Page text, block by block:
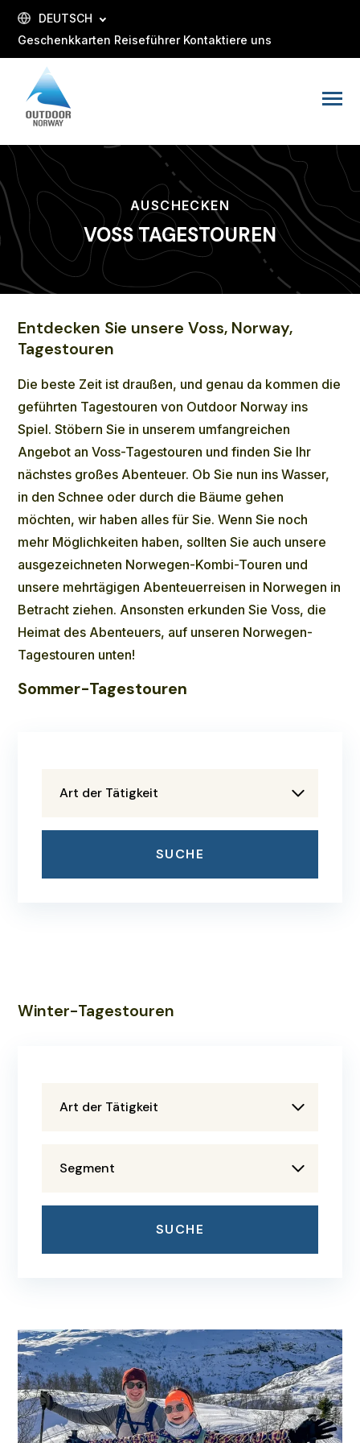
CONTENT
Geschenkkarten Reiseführer Kontaktiere uns
DEUTSCH
Toggle
AUSCHECKEN
VOSS TAGESTOUREN
Entdecken Sie unsere Voss, Norway,
Tagestouren
Die beste Zeit ist draußen, und genau da kommen die
geführten Tagestouren von Outdoor Norway ins
Spiel. Stöbern Sie in unserem umfangreichen
Angebot an Voss-Tagestouren und finden Sie Ihr
nächstes großes Abenteuer. Ob Sie nun ins Wasser,
in den Schnee oder durch die Bäume gehen
möchten, wir haben alles für Sie. Wenn Sie noch
mehr Möglichkeiten haben, sollten Sie auch unsere
ausgezeichneten Norwegen-Kombi-Touren und
unsere mehrtägigen Abenteuerreisen in Norwegen in
Betracht ziehen. Ansonsten erkunden Sie Voss, die
Heimat des Abenteuers, auf unseren Norwegen-
Tagestouren unten!
Sommer-Tagestouren
ÜBERSPRINGEN
Art der Tätigkeit
SUCHE
Winter-Tagestouren
ÜBERSPRINGEN
Art der Tätigkeit
Segment
SUCHE